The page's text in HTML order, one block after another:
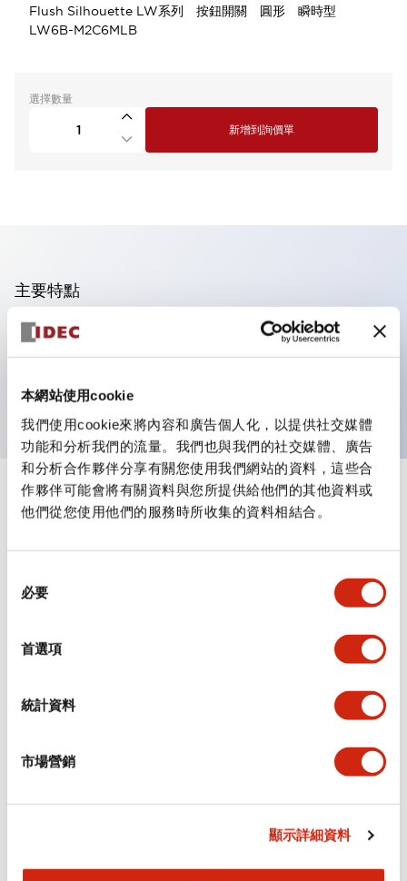
本網站使用cookie
我們使用cookie來將內容和廣告個人化，以提供社交媒體
功能和分析我們的流量。我們也與我們的社交媒體、廣告
和分析合作夥伴分享有關您使用我們網站的資料，這些合
作夥伴可能會將有關資料與您所提供給他們的其他資料或
他們從您使用他們的服務時所收集的資料相結合。
必要
首選項
統計資料
市場營銷
顯示詳細資料
Flush Silhouette LW系列 按鈕開關 圓形 瞬時型
LW6B-M2C6MLB
選擇數量
新增到詢價單
主要特點
可進行集合密著安裝
附鎖選擇開關採用高安全性的彈子鎖結構
防護結構為IP65（IEC60529）
規格
環境規範
機械規格